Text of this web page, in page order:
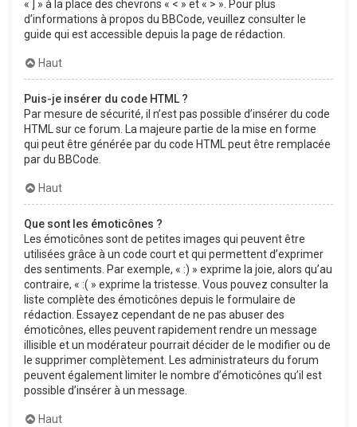
« ] » à la place des chevrons « < » et « > ». Pour plus
d’informations à propos du BBCode, veuillez consulter le
guide qui est accessible depuis la page de rédaction.
Haut
Puis-je insérer du code HTML ?
Par mesure de sécurité, il n’est pas possible d’insérer du code
HTML sur ce forum. La majeure partie de la mise en forme
qui peut être générée par du code HTML peut être remplacée
par du BBCode.
Haut
Que sont les émoticônes ?
Les émoticônes sont de petites images qui peuvent être
utilisées grâce à un code court et qui permettent d’exprimer
des sentiments. Par exemple, « :) » exprime la joie, alors qu’au
contraire, « :( » exprime la tristesse. Vous pouvez consulter la
liste complète des émoticônes depuis le formulaire de
rédaction. Essayez cependant de ne pas abuser des
émoticônes, elles peuvent rapidement rendre un message
illisible et un modérateur pourrait décider de le modifier ou de
le supprimer complètement. Les administrateurs du forum
peuvent également limiter le nombre d’émoticônes qu’il est
possible d’insérer à un message.
Haut